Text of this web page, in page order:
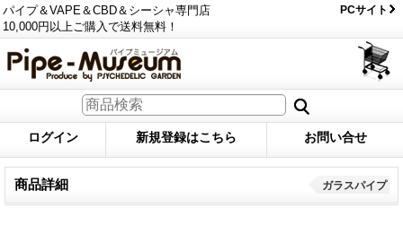
パイプ＆VAPE＆CBD＆シーシャ専門店
10,000円以上ご購入で送料無料！
PCサイト
ログイン 新規登録はこちら お問い合せ
商品詳細 ガラスパイプ